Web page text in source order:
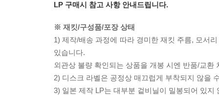
LP 구매시 참고 사항 안내드립니다.
※ 재킷/구성품/포장 상태
1) 제작/배송 과정에 따라 경미한 재킷 주름, 모서
있습니다.
외관상 불량 확인되는 상품을 개봉 시엔 반품/교환
2) 디스크 라벨은 공정상 매끄럽게 부착되지 않을
3) 일본 제작 LP는 대부분 겉비닐이 밀봉되어 있지